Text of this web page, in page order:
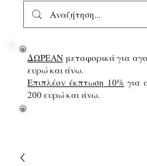
ΔΩΡΕΑΝ μεταφορικά για
ευρώ και άνω.
Επιπλέον έκπτωση 10%για
200 ευρώ και άνω.